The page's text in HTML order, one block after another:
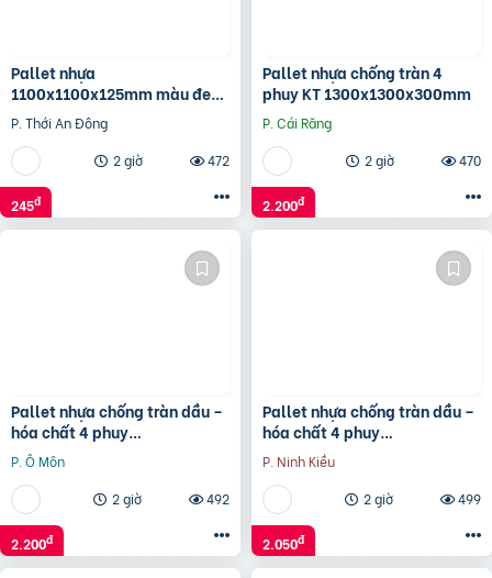
Pallet nhựa
1100x1100x125mm màu đen
hàng mới
P. Thới An Đông
2 giờ
472
245đ
Pallet nhựa chống tràn 4
phuy KT 1300x1300x300mm
P. Cái Răng
2 giờ
470
2.200đ
Pallet nhựa chống tràn dầu –
hóa chất 4 phuy
1300x1300x300mm
P. Ô Môn
2 giờ
492
2.200đ
Pallet nhựa chống tràn dầu –
hóa chất 4 phuy
1300x1300x150mm
P. Ninh Kiều
2 giờ
499
2.050đ